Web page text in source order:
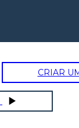
CRIAR